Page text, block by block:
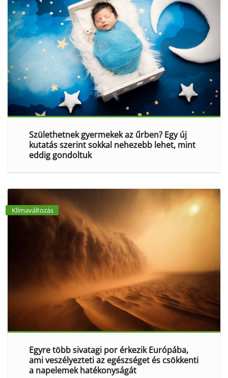
Születhetnek gyermekek az űrben? Egy új
kutatás szerint sokkal nehezebb lehet, mint
eddig gondoltuk
Klímaváltozás
Egyre több sivatagi por érkezik Európába,
ami veszélyezteti az egészséget és csökkenti
a napelemek hatékonyságát